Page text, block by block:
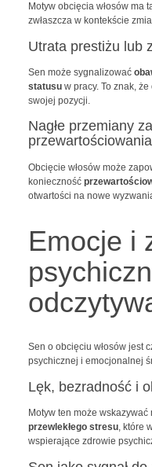
Motyw obcięcia włosów ma
zwłaszcza w kontekście
Utrata prestiżu lub
Sen może sygnalizować
statusuw pracy. To znak,
swojej pozycji.
Nagłe przemiany
przewartościowania
Obcięcie włosów może
konieczność
otwartości na nowe
Emocje i
Sen o obcięciu włosów jest
psychicznej i emocjonalnej
Lęk, bezradność i
Motyw ten może wskazywać
przewlekłego stresu, które
wspierające zdrowie